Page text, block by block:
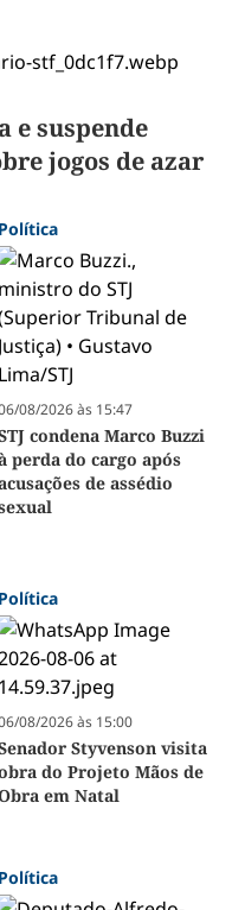
e suspende
jogos de azar
Política
08/2026 às 15:47
condena Marco Buzzi
perda do cargo após
de assédio
Política
08/2026 às 15:00
Styvenson visita
do Projeto Mãos de
em Natal
Política